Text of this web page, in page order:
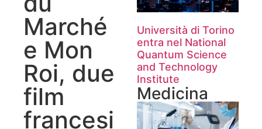
Marché
e Mon
Roi, due
film
francesi
Università di Torino
entra nel National
Quantum Science
and Technology
Institute
Medicina